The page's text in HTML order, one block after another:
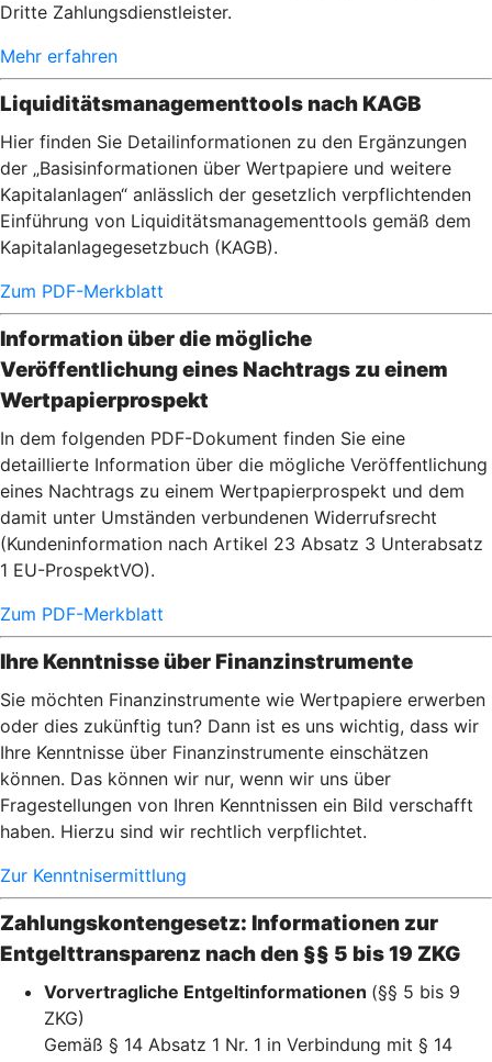
Dritte Zahlungsdienstleister.
Mehr erfahren
Liquiditätsmanagementtools nach KAGB
Hier finden Sie Detailinformationen zu den Ergänzungen
der „Basisinformationen über Wertpapiere und weitere
Kapitalanlagen“ anlässlich der gesetzlich verpflichtenden
Einführung von Liquiditätsmanagementtools gemäß dem
Kapitalanlagegesetzbuch (KAGB).
Zum PDF-Merkblatt
Information über die mögliche
Veröffentlichung eines Nachtrags zu einem
Wertpapierprospekt
In dem folgenden PDF-Dokument finden Sie eine
detaillierte Information über die mögliche Veröffentlichung
eines Nachtrags zu einem Wertpapierprospekt und dem
damit unter Umständen verbundenen Widerrufsrecht
(Kundeninformation nach Artikel 23 Absatz 3 Unterabsatz
1 EU-ProspektVO).
Zum PDF-Merkblatt
Ihre Kenntnisse über Finanzinstrumente
Sie möchten Finanzinstrumente wie Wertpapiere erwerben
oder dies zukünftig tun? Dann ist es uns wichtig, dass wir
Ihre Kenntnisse über Finanzinstrumente einschätzen
können. Das können wir nur, wenn wir uns über
Fragestellungen von Ihren Kenntnissen ein Bild verschafft
haben. Hierzu sind wir rechtlich verpflichtet.
Zur Kenntnisermittlung
Zahlungskontengesetz: Informationen zur
Entgelttransparenz nach den §§ 5 bis 19 ZKG
Vorvertragliche Entgeltinformationen (§§ 5 bis 9
ZKG)
Gemäß § 14 Absatz 1 Nr. 1 in Verbindung mit § 14